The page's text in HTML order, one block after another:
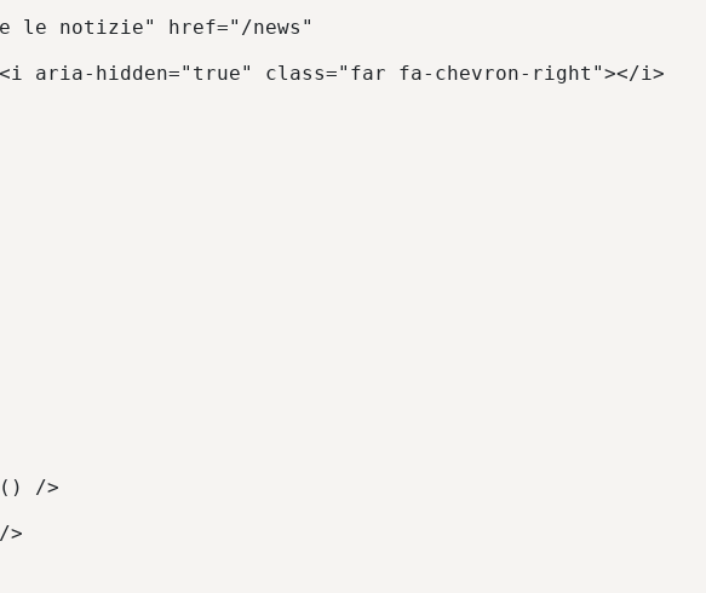
le notizie" href="/news"
aria-hidden="true" class="far fa-chevron-right"></i>
/>
>